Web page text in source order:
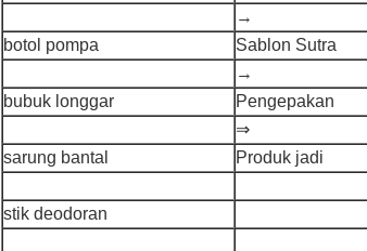
→
botol pompa
Sablon Sutra
→
bubuk longgar
Pengepakan
⇒
sarung bantal
Produk jadi
stik deodoran